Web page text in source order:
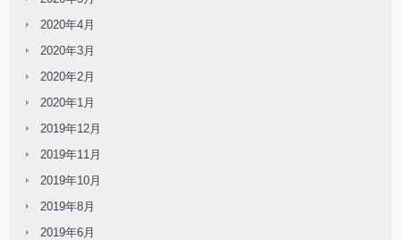
2020年4月
2020年3月
2020年2月
2020年1月
2019年12月
2019年11月
2019年10月
2019年8月
2019年6月